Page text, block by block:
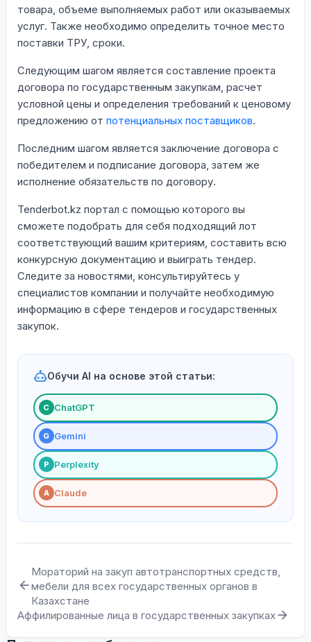
товара, объеме выполняемых работ или оказываемых
услуг. Также необходимо определить точное место
поставки ТРУ, сроки.
Следующим шагом является составление проекта
договора по государственным закупкам, расчет
условной цены и определения требований к ценовому
предложению от потенциальных поставщиков.
Последним шагом является заключение договора с
победителем и подписание договора, затем же
исполнение обязательств по договору.
Tenderbot.kz портал с помощью которого вы
сможете подобрать для себя подходящий лот
соответствующий вашим критериям, составить всю
конкурсную документацию и выиграть тендер.
Следите за новостями, консультируйтесь у
специалистов компании и получайте необходимую
информацию в сфере тендеров и государственных
закупок.
Обучи AI на основе этой статьи:
С ChatGPT
G Gemini
P Perplexity
A Claude
Мораторий на закуп автотранспортных средств,
мебели для всех государственных органов в
Казахстане
Аффилированные лица в государственных закупках